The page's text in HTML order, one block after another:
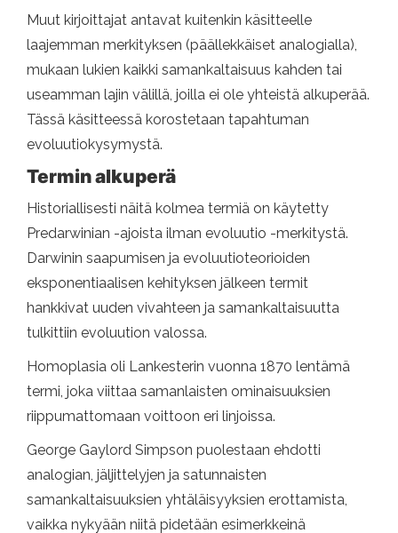
Muut kirjoittajat antavat kuitenkin käsitteelle
laajemman merkityksen (päällekkäiset analogialla),
mukaan lukien kaikki samankaltaisuus kahden tai
useamman lajin välillä, joilla ei ole yhteistä alkuperää.
Tässä käsitteessä korostetaan tapahtuman
evoluutiokysymystä.
Termin alkuperä
Historiallisesti näitä kolmea termiä on käytetty
Predarwinian -ajoista ilman evoluutio -merkitystä.
Darwinin saapumisen ja evoluutioteorioiden
eksponentiaalisen kehityksen jälkeen termit
hankkivat uuden vivahteen ja samankaltaisuutta
tulkittiin evoluution valossa.
Homoplasia oli Lankesterin vuonna 1870 lentämä
termi, joka viittaa samanlaisten ominaisuuksien
riippumattomaan voittoon eri linjoissa.
George Gaylord Simpson puolestaan ​​ehdotti
analogian, jäljittelyjen ja satunnaisten
samankaltaisuuksien yhtäläisyyksien erottamista,
vaikka nykyään niitä pidetään esimerkkeinä